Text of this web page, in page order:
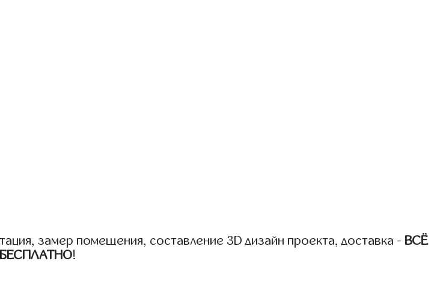
замер помещения, составление 3D дизайн проекта, доставка - ВСЁ
БЕСПЛАТНО!